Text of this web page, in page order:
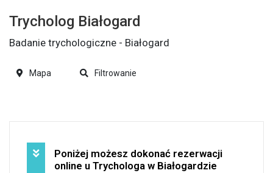
Poniżej możesz dokonać rezerwacji
online u Trychologa w Białogardzie
Trycholog Białogard
Badanie trychologiczne - Białogard
Mapa Filtrowanie